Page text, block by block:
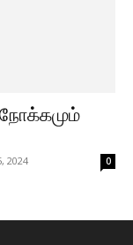
நோக்கமும்
2024 0